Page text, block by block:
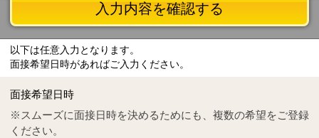
Tel
0570-55-0314
入力内容を確認する
以下は任意入力となります。
面接希望日時があればご入力ください。
面接希望日時
※スムーズに面接日時を決めるためにも、複数の希望をご登録
ください。